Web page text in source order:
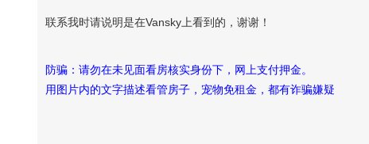
联系我时请说明是在Vansky上看到的，谢谢！
防骗：请勿在未见面看房核实身份下，网上支付押金。
用图片内的文字描述看管房子，宠物免租金，都有诈骗嫌疑